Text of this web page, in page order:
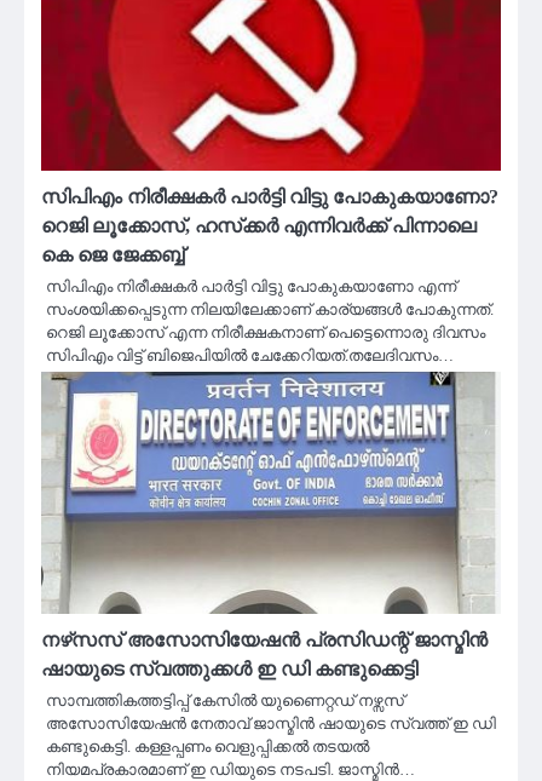
സിപിഎം നിരീക്ഷകർ പാർട്ടി വിട്ടു പോകുകയാണോ?
റെജി ലൂക്കോസ്, ഹസ്‌ക്കർ എന്നിവർക്ക് പിന്നാലെ
കെ ജെ ജേക്കബ്ബ്
സിപിഎം നിരീക്ഷകർ പാർട്ടി വിട്ടു പോകുകയാണോ എന്ന്
സംശയിക്കപ്പെടുന്ന നിലയിലേക്കാണ് കാര്യങ്ങൾ പോകുന്നത്.
റെജി ലൂക്കോസ് എന്ന നിരീക്ഷകനാണ് പെട്ടെന്നൊരു ദിവസം
സിപിഎം വിട്ട് ബിജെപിയിൽ ചേക്കേറിയത്.തലേദിവസം…
നഴ്‌സസ് അസോസിയേഷൻ പ്രസിഡന്റ് ജാസ്മിൻ
ഷായുടെ സ്വത്തുക്കൾ ഇ ഡി കണ്ടുക്കെട്ടി
സാമ്പത്തികത്തട്ടിപ്പ് കേസിൽ യുണൈറ്റഡ് നഴ്സസ്
അസോസിയേഷൻ നേതാവ് ജാസ്മിൻ ഷായുടെ സ്വത്ത് ഇ ഡി
കണ്ടുകെട്ടി. കള്ളപ്പണം വെളുപ്പിക്കൽ തടയൽ
നിയമപ്രകാരമാണ് ഇ ഡിയുടെ നടപടി. ജാസ്മിൻ…